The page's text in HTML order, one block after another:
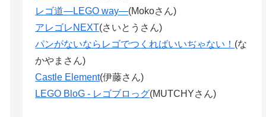
レゴ道―LEGO way―(Mokoさん)
アレゴレNEXT(さいとうさん)
パンがないならレゴでつくればいいぢゃない！ (な
かやまさん)
Castle Element(伊藤さん)
LEGO BloG - レゴブロっグ(MUTCHYさん)